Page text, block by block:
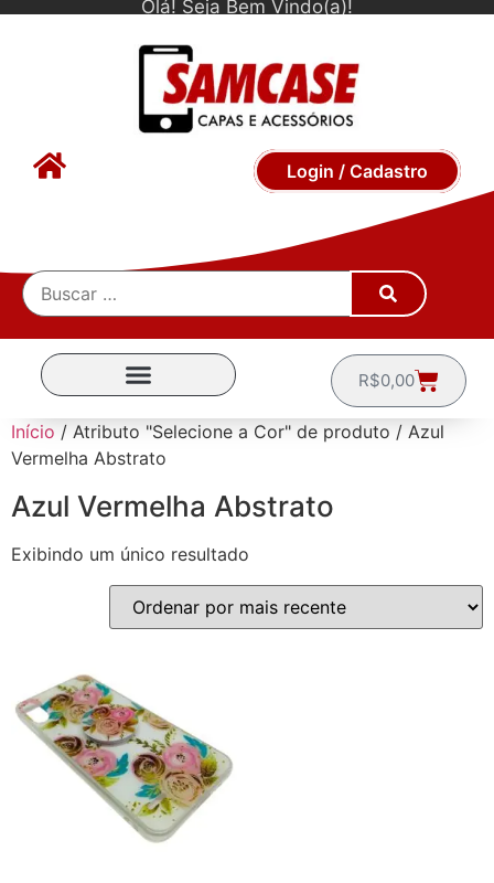
Olá! Seja Bem Vindo(a)!
Login / Cadastro
R$0,00
Início / Atributo "Selecione a Cor" de produto / Azul
Vermelha Abstrato
Azul Vermelha Abstrato
Exibindo um único resultado